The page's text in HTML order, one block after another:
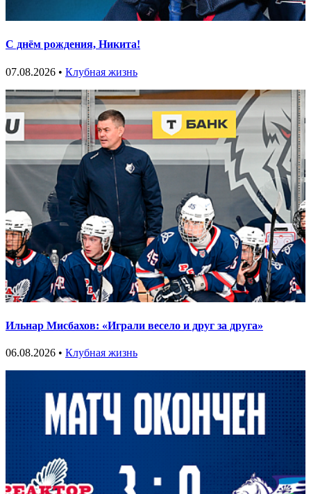
С днём рождения, Никита!
07.08.2026 • Клубная жизнь
Ильнар Мисбахов: «Играли весело и друг за друга»
06.08.2026 • Клубная жизнь